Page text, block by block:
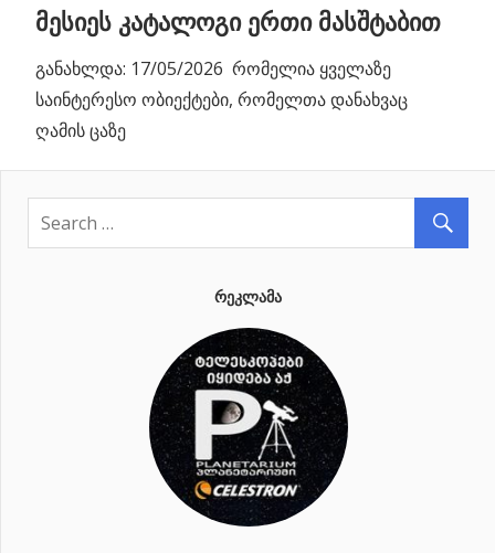
მესიეს კატალოგი ერთი მასშტაბით
განახლდა: 17/05/2026 რომელია ყველაზე
საინტერესო ობიექტები, რომელთა დანახვაც
ღამის ცაზე
ᲠᲔᲙᲚᲐᲛᲐ